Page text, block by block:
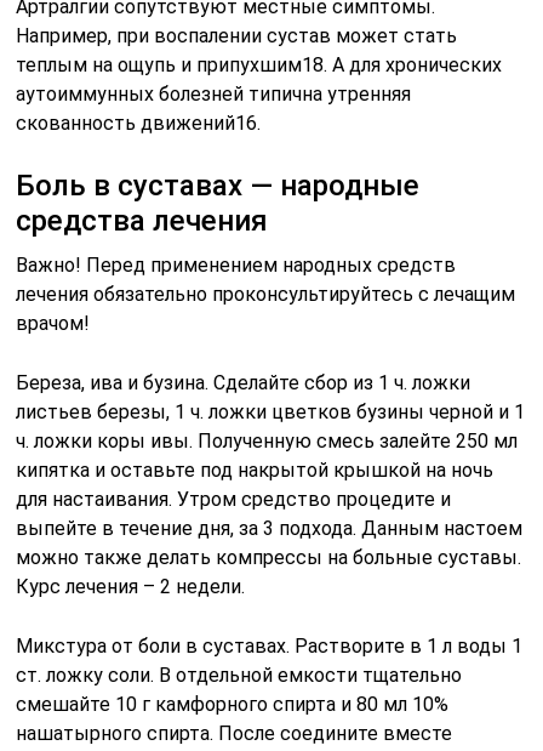
Артралгии сопутствуют местные симптомы.
Например, при воспалении сустав может стать
теплым на ощупь и припухшим18. А для хронических
аутоиммунных болезней типична утренняя
скованность движений16.
Боль в суставах — народные
средства лечения
Важно! Перед применением народных средств
лечения обязательно проконсультируйтесь с лечащим
врачом!
Береза, ива и бузина. Сделайте сбор из 1 ч. ложки
листьев березы, 1 ч. ложки цветков бузины черной и 1
ч. ложки коры ивы. Полученную смесь залейте 250 мл
кипятка и оставьте под накрытой крышкой на ночь
для настаивания. Утром средство процедите и
выпейте в течение дня, за 3 подхода. Данным настоем
можно также делать компрессы на больные суставы.
Курс лечения – 2 недели.
Микстура от боли в суставах. Растворите в 1 л воды 1
ст. ложку соли. В отдельной емкости тщательно
смешайте 10 г камфорного спирта и 80 мл 10%
нашатырного спирта. После соедините вместе